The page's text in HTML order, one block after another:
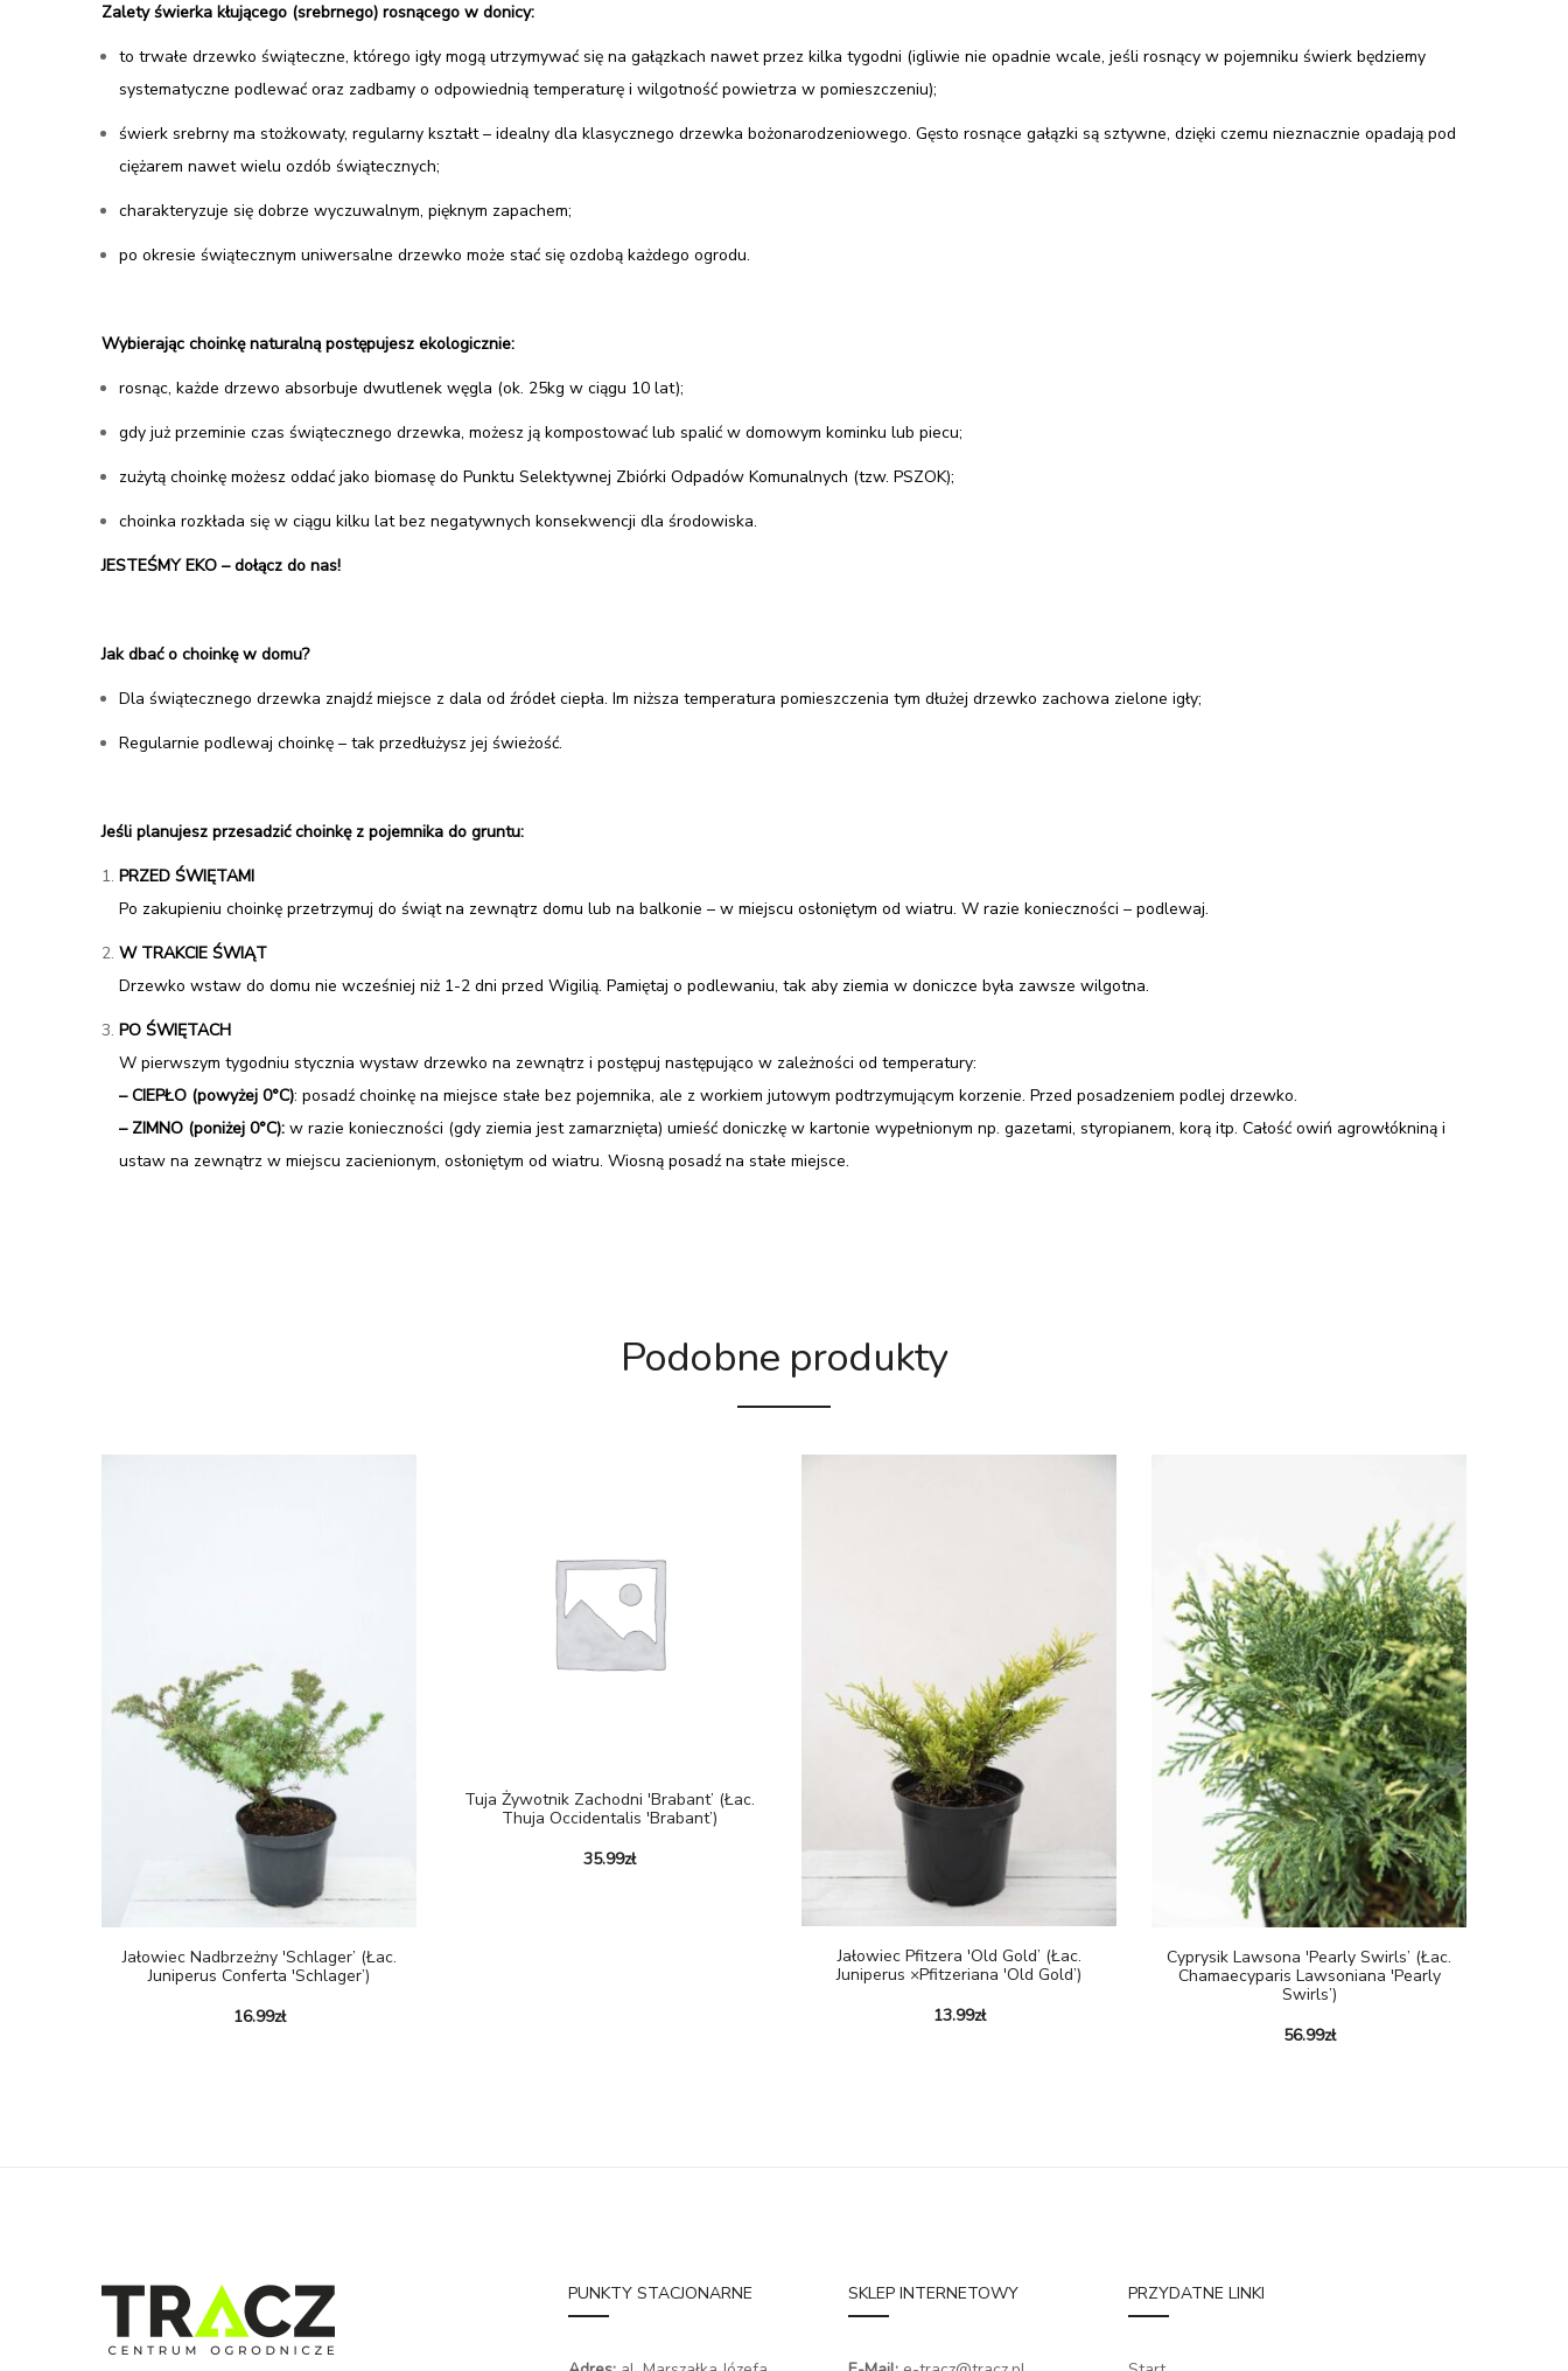
Zalety świerka kłującego (srebrnego) rosnącego w donicy:
to trwałe drzewko świąteczne, którego igły mogą utrzymywać się na gałązkach nawet przez kilka tygodni (igliwie nie opadnie wcale, jeśli rosnący w pojemniku świerk będziemy
systematyczne podlewać oraz zadbamy o odpowiednią temperaturę i wilgotność powietrza w pomieszczeniu);
świerk srebrny ma stożkowaty, regularny kształt – idealny dla klasycznego drzewka bożonarodzeniowego. Gęsto rosnące gałązki są sztywne, dzięki czemu nieznacznie opadają pod
ciężarem nawet wielu ozdób świątecznych;
charakteryzuje się dobrze wyczuwalnym, pięknym zapachem;
po okresie świątecznym uniwersalne drzewko może stać się ozdobą każdego ogrodu.
Wybierając choinkę naturalną postępujesz ekologicznie:
rosnąc, każde drzewo absorbuje dwutlenek węgla (ok. 25kg w ciągu 10 lat);
gdy już przeminie czas świątecznego drzewka, możesz ją kompostować lub spalić w domowym kominku lub piecu;
zużytą choinkę możesz oddać jako biomasę do Punktu Selektywnej Zbiórki Odpadów Komunalnych (tzw. PSZOK);
choinka rozkłada się w ciągu kilku lat bez negatywnych konsekwencji dla środowiska.
JESTEŚMY EKO – dołącz do nas!
Jak dbać o choinkę w domu?
Dla świątecznego drzewka znajdź miejsce z dala od źródeł ciepła. Im niższa temperatura pomieszczenia tym dłużej drzewko zachowa zielone igły;
Regularnie podlewaj choinkę – tak przedłużysz jej świeżość.
Jeśli planujesz przesadzić choinkę z pojemnika do gruntu:
PRZED ŚWIĘTAMI
Po zakupieniu choinkę przetrzymuj do świąt na zewnątrz domu lub na balkonie – w miejscu osłoniętym od wiatru. W razie konieczności – podlewaj.
W TRAKCIE ŚWIĄT
Drzewko wstaw do domu nie wcześniej niż 1-2 dni przed Wigilią. Pamiętaj o podlewaniu, tak aby ziemia w doniczce była zawsze wilgotna.
PO ŚWIĘTACH
W pierwszym tygodniu stycznia wystaw drzewko na zewnątrz i postępuj następująco w zależności od temperatury:
– CIEPŁO (powyżej 0°C): posadź choinkę na miejsce stałe bez pojemnika, ale z workiem jutowym podtrzymującym korzenie. Przed posadzeniem podlej drzewko.
– ZIMNO (poniżej 0°C): w razie konieczności (gdy ziemia jest zamarznięta) umieść doniczkę w kartonie wypełnionym np. gazetami, styropianem, korą itp. Całość owiń agrowłókniną i
ustaw na zewnątrz w miejscu zacienionym, osłoniętym od wiatru. Wiosną posadź na stałe miejsce.
Podobne produkty
Jałowiec Nadbrzeżny 'Schlager’ (łac.
Juniperus Conferta 'Schlager’)
16.99zł
Tuja Żywotnik Zachodni 'Brabant’ (łac.
Thuja Occidentalis 'Brabant’)
35.99zł
Jałowiec Pfitzera 'Old Gold’ (łac.
Juniperus ×pfitzeriana 'Old Gold’)
13.99zł
Cyprysik Lawsona 'Pearly Swirls’ (łac.
Chamaecyparis Lawsoniana 'Pearly
Swirls’)
56.99zł
PUNKTY STACJONARNE SKLEP INTERNETOWY PRZYDATNE LINKI